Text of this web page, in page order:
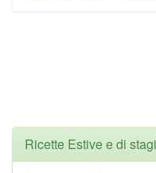
Ricette Estive e di